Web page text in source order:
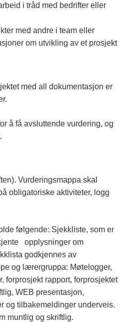
i tråd med bedrifter eller
med andre i team eller
om utvikling av et prosjekt
med all dokumentasjon er
å få avsluttende vurdering, og
Vurderingsmappa skal
obligatoriske aktiviteter, logg
følgende: Sjekkliste, som er
opplysninger om
godkjennes av
og lærergruppa: Møtelogger,
forprosjekt rapport, forprosjektet
WEB presentasjon,
og tilbakemeldinger underveis.
muntlig og skriftlig.